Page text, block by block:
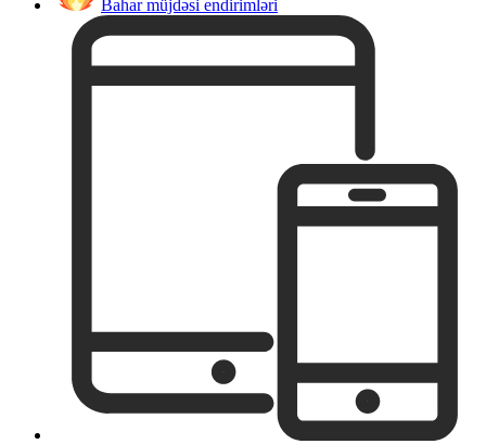
Bahar müjdəsi endirimləri